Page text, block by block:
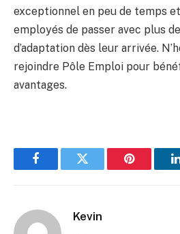
exceptionnel en peu de temps
employés de passer avec plus
d’adaptation dès leur arrivée.
rejoindre Pôle Emploi pour
avantages.
FacebookTwitter Pinterest
Kevin